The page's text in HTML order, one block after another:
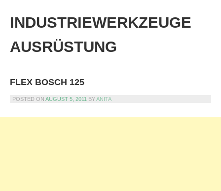
content
INDUSTRIEWERKZEUGE
AUSRÜSTUNG
FLEX BOSCH 125
POSTED ON AUGUST 5, 2011 BYANITA